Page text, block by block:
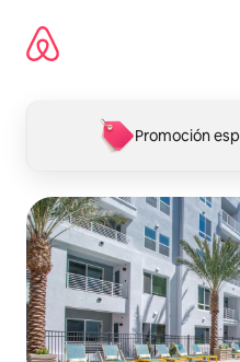
contenido
Promoción